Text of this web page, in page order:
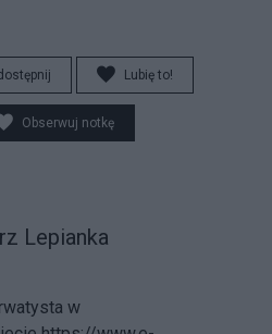
Lubię to!
Obserwuj notkę
Lepianka
w